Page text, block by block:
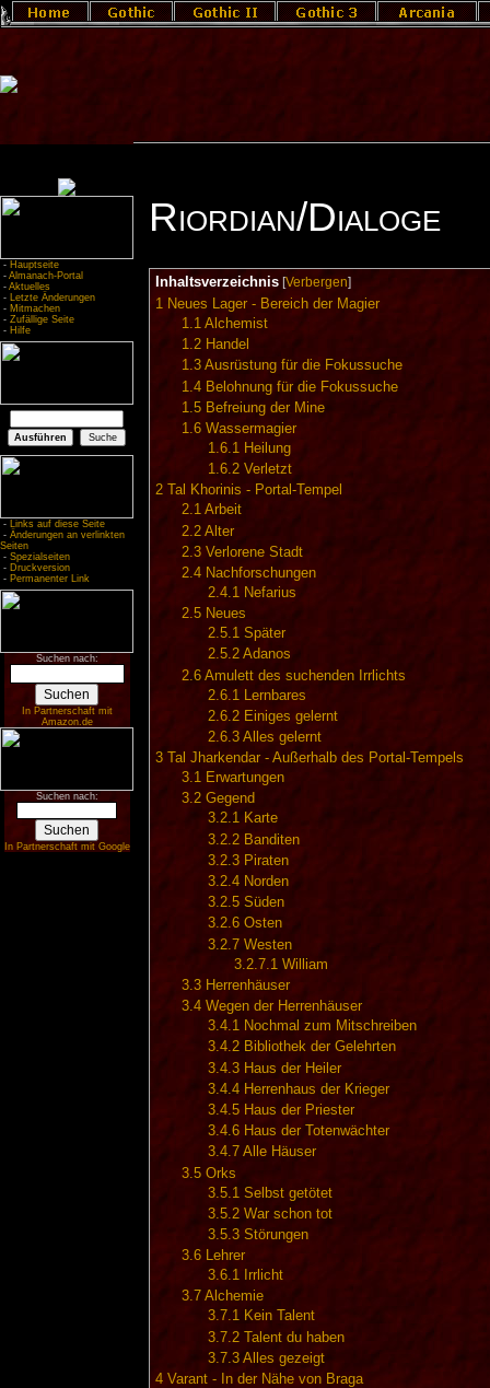
- Hauptseite
- Almanach-Portal
- Aktuelles
- Letzte Änderungen
- Mitmachen
- Zufällige Seite
- Hilfe
- Links auf diese Seite
- Änderungen an verlinkten
Seiten
- Spezialseiten
- Druckversion
- Permanenter Link
Suchen nach:
In Partnerschaft mit
Amazon.de
Suchen nach:
In Partnerschaft mit Google
Riordian/Dialoge
Inhaltsverzeichnis[Verbergen]
1 Neues Lager - Bereich der Magier
1.1 Alchemist
1.2 Handel
1.3 Ausrüstung für die Fokussuche
1.4 Belohnung für die Fokussuche
1.5 Befreiung der Mine
1.6 Wassermagier
1.6.1 Heilung
1.6.2 Verletzt
2
Tal Khorinis - Portal-Tempel
2.1 Arbeit
2.2 Alter
2.3 Verlorene Stadt
2.4 Nachforschungen
2.4.1 Nefarius
2.5 Neues
2.5.1 Später
2.5.2 Adanos
2.6 Amulett des suchenden Irrlichts
2.6.1
Lernbares
2.6.2 Einiges gelernt
2.6.3 Alles gelernt
3
Tal Jharkendar - Außerhalb des Portal-Tempels
3.1 Erwartungen
3.2 Gegend
3.2.1 Karte
3.2.2 Banditen
3.2.3 Piraten
3.2.4 Norden
3.2.5 Süden
3.2.6 Osten
3.2.7 Westen
3.2.7.1 William
3.3 Herrenhäuser
3.4 Wegen der Herrenhäuser
3.4.1 Nochmal zum Mitschreiben
3.4.2 Bibliothek der Gelehrten
3.4.3 Haus der Heiler
3.4.4 Herrenhaus der Krieger
3.4.5 Haus der Priester
3.4.6 Haus der Totenwächter
3.4.7 Alle Häuser
3.5 Orks
3.5.1 Selbst getötet
3.5.2 War schon tot
3.5.3 Störungen
3.6 Lehrer
3.6.1
Irrlicht
3.7 Alchemie
3.7.1 Kein Talent
3.7.2 Talent du haben
3.7.3 Alles gezeigt
4 Varant - In der Nähe von Braga